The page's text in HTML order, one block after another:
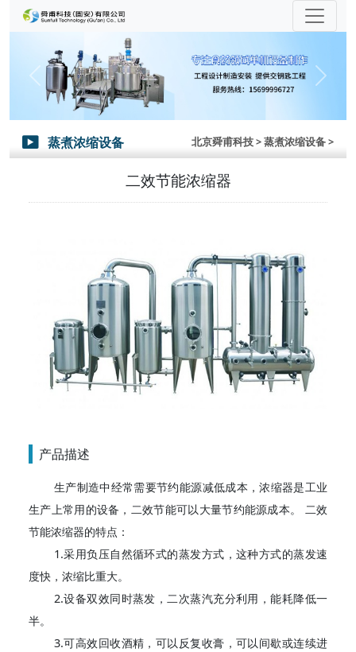
Previous Next
 蒸煮浓缩设备 北京舜甫科技> 蒸煮浓缩设备 >
二效节能浓缩器
产品描述
生产制造中经常需要节约能源减低成本，浓缩器是工业
生产上常用的设备，二效节能可以大量节约能源成本。 二效
节能浓缩器的特点：
1.采用负压自然循环式的蒸发方式，这种方式的蒸发速
度快，浓缩比重大。
2.设备双效同时蒸发，二次蒸汽充分利用，能耗降低一
半。
3.可高效回收酒精，可以反复收膏，可以间歇或连续进